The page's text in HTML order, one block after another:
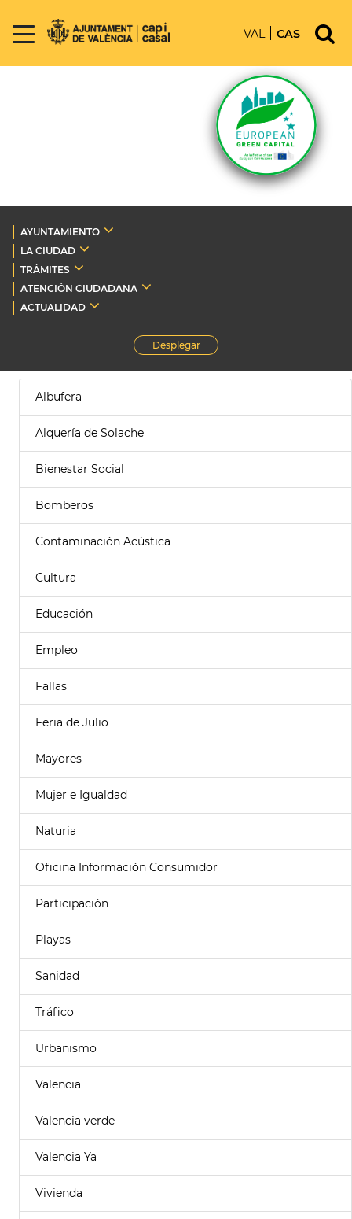
VAL CAS
AYUNTAMIENTO
LA CIUDAD
TRÁMITES
ATENCIÓN CIUDADANA
ACTUALIDAD
Desplegar
Albufera
Alquería de Solache
Bienestar Social
Bomberos
Contaminación Acústica
Cultura
Educación
Empleo
Fallas
Feria de Julio
Mayores
Mujer e Igualdad
Naturia
Oficina Información Consumidor
Participación
Playas
Sanidad
Tráfico
Urbanismo
Valencia
Valencia verde
Valencia Ya
Vivienda